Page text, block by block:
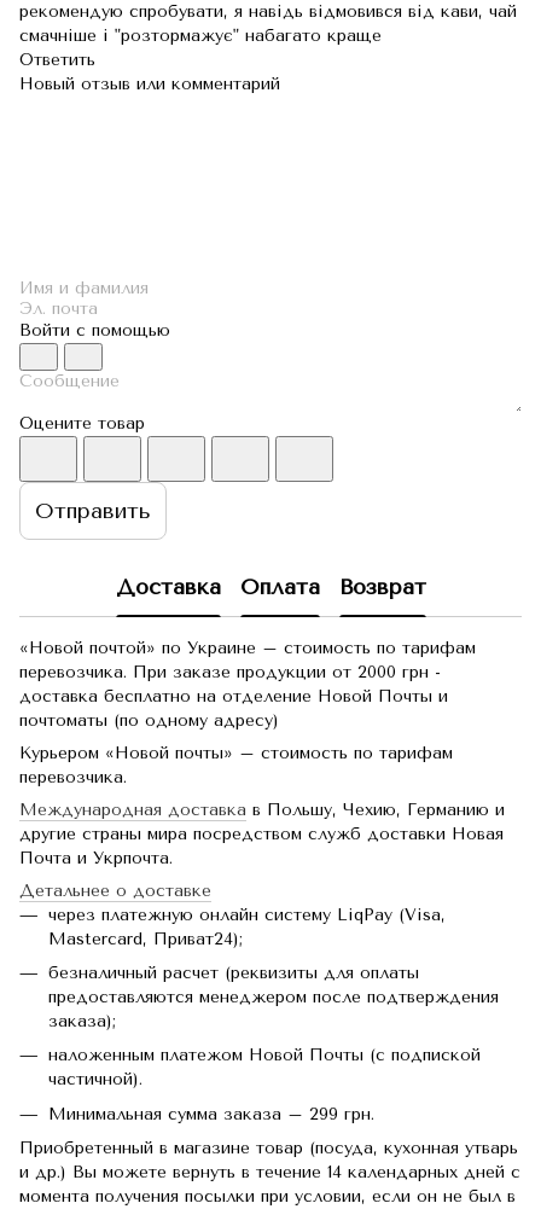
рекомендую спробувати, я навідь відмовився від кави, чай
смачніше і "розтормажує" набагато краще
Ответить
Новый отзыв или комментарий
Войти с помощью
Оцените товар
Отправить
Доставка Оплата Возврат
«Новой почтой» по Украине – стоимость по тарифам
перевозчика. При заказе продукции от 2000 грн -
доставка бесплатно на отделение Новой Почты и
почтоматы (по одному адресу)
Курьером «Новой почты» – стоимость по тарифам
перевозчика.
Международная доставка в Польшу, Чехию, Германию и
другие страны мира посредством служб доставки Новая
Почта и Укрпочта.
Детальнее о доставке
через платежную онлайн систему LiqPay (Visa,
Mastercard, Приват24);
безналичный расчет (реквизиты для оплаты
предоставляются менеджером после подтверждения
заказа);
наложенным платежом Новой Почты (с подпиской
частичной).
Минимальная сумма заказа – 299 грн.
Приобретенный в магазине товар (посуда, кухонная утварь
и др.) Вы можете вернуть в течение 14 календарных дней с
момента получения посылки при условии, если он не был в